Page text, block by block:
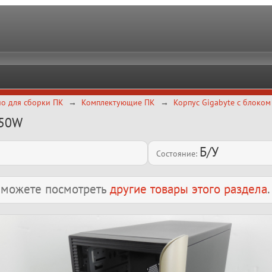
для сборки ПК Комплектующие ПК Корпус Gigabyte с
Состояние: Б/У
посмотреть другие товары этого раздела.